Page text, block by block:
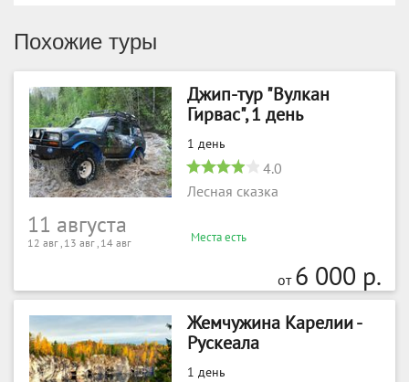
Похожие туры
Джип-тур "Вулкан
Гирвас", 1 день
1 день
4.0
Лесная сказка
11 августа
12 авг , 13 авг , 14 авг Места есть
от 6 000 р.
Жемчужина Карелии -
Рускеала
1 день